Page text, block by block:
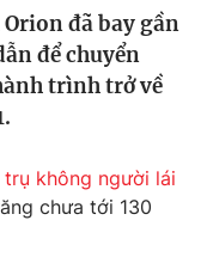
đã bay gần
để chuyển
trình trở về
không người lái
chưa tới 130